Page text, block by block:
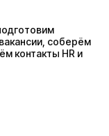
соберём
контакты HR и